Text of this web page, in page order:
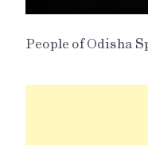
People of Odisha